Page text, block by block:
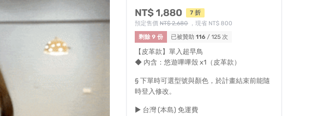
NT$ 1,880
7 折
預定售價NT$ 2,680，現省 NT$ 800
剩餘 9 份
已被贊助116 / 125 次
【皮革款】單入超早鳥
◆ 內含：悠遊嗶嗶殼 x1（皮革款）
§ 下單時可選型號與顏色，於計畫結束前能隨
時登入修改。
► 台灣 (本島) 免運費